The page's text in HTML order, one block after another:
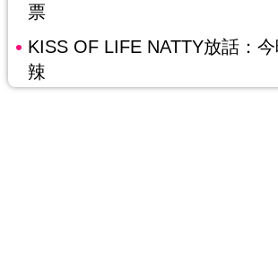
票
KISS OF LIFE NATTY放話：
辣